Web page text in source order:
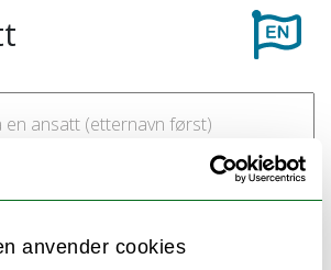
anvender cookies